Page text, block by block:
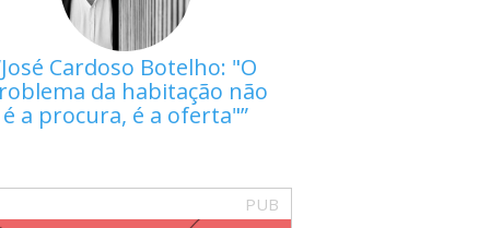
José Cardoso Botelho: "O
da habitação não
é a procura, é a oferta"
PUB